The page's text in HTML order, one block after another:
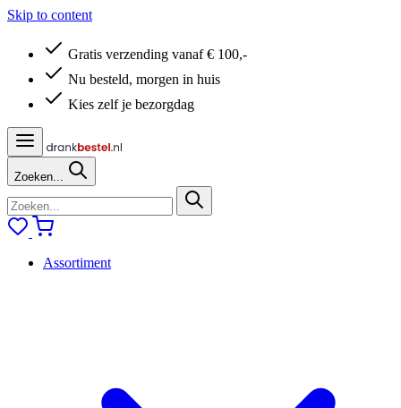
Skip to content
Gratis verzending vanaf € 100,-
Nu besteld, morgen in huis
Kies zelf je bezorgdag
Zoeken...
Assortiment